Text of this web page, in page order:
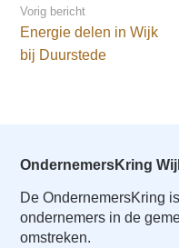
Vorig bericht
Energie delen in Wijk
bij Duurstede
OndernemersKring
De OndernemersKring
ondernemers in de
omstreken.